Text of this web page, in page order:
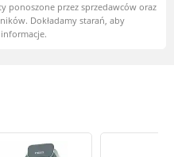
ponoszone przez sprzedawców oraz
Dokładamy starań, aby